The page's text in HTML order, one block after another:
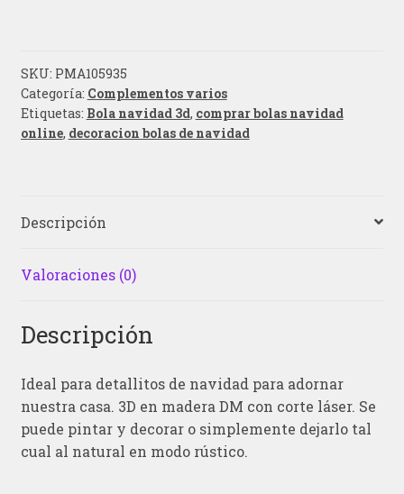
SKU: PMA105935
Categoría: Complementos varios
Etiquetas: Bola navidad 3d, comprar bolas navidad
online, decoracion bolas de navidad
Descripción
Valoraciones (0)
Descripción
Ideal para detallitos de navidad para adornar
nuestra casa. 3D en madera DM con corte láser. Se
puede pintar y decorar o simplemente dejarlo tal
cual al natural en modo rústico.